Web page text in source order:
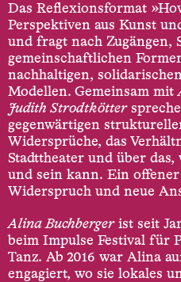
Das Reflexionsformat
Perspektiven aus Kunst
und fragt nach Zugängen,
gemeinschaftlichen
nachhaltigen,
Modellen. Gemeinsam mit
Judith Strodtkötter
gegenwärtigen
Widersprüche, das
Stadttheater und über
und sein kann. Ein
Widerspruch und neue
Alina Buchbergerist seit
beim Impulse Festival für
Tanz. Ab 2016 war Alina
engagiert, wo sie lokales